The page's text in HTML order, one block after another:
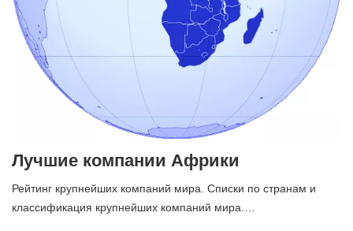
Лучшие компании Африки
Рейтинг крупнейших компаний мира. Списки по странам и
классификация крупнейших компаний мира.…